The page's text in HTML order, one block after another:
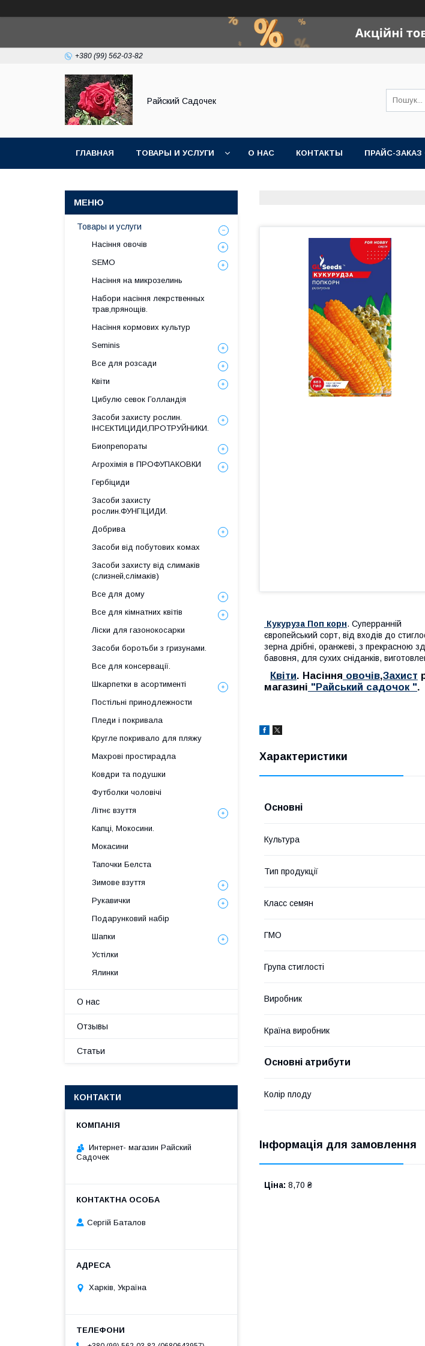
+380 (99) 562-03-82
Райский Садочек
ГЛАВНАЯ ТОВАРЫ И УСЛУГИ О НАС КОНТАКТЫ ПРАЙС-ЗАКАЗ
Кукуруза Поп корн. Суперранній
європейський сорт, від входів до
зерна дрібні, оранжеві, з прекрасною
бавовня, для сухих сніданків,
Квiти. Насiння овочiв,Захист
магазині "Райський садочок ".
Характеристики
Основні
Культура
Тип продукції
Класс семян
ГМО
Група стиглості
Виробник
Країна виробник
Основні атрибути
Колір плоду
Інформація для замовлення
Ціна: 8,70 ₴
Товары и услуги
Насіння овочів
SEMO
Насіння на микрозелинь
Набори насіння лекрственных
трав,прянощів.
Насіння кормових культур
Seminis
Все для розсади
Квіти
Цибулю севок Голландія
Засоби захисту рослин.
ІНСЕКТИЦИДИ,ПРОТРУЙНИКИ.
Биопрепораты
Агрохімія в ПРОФУПАКОВКИ
Гербіциди
Засоби захисту
рослин.ФУНГІЦИДИ.
Добрива
Засоби від побутових комах
Засоби захисту від слимаків
(слизней,слімаків)
Все для дому
Все для кімнатних квітів
Ліски для газонокосарки
Засоби боротьби з гризунами.
Все для консервації.
Шкарпетки в асортименті
Постільні принодлежности
Пледи і покривала
Кругле покривало для пляжу
Махрові простирадла
Ковдри та подушки
Футболки чоловічі
Літнє взуття
Капці, Мокосини.
Мокасини
Тапочки Белста
Зимове взуття
Рукавички
Подарунковий набір
Шапки
Устілки
Ялинки
О нас
Отзывы
Статьи
КОНТАКТИ
Интернет- магазин Райский
Садочек
Сергій Баталов
Харків, Україна